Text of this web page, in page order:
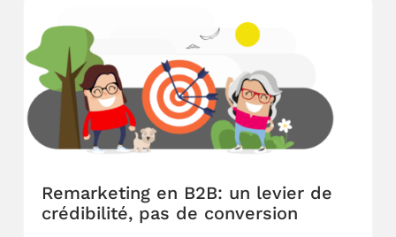
Remarketing en B2B: un levier de
crédibilité, pas de conversion